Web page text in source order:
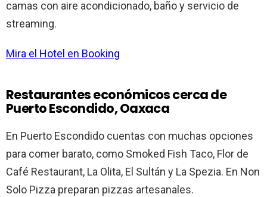
camas con aire acondicionado, baño y servicio de
streaming.
Mira el Hotel en Booking
Restaurantes económicos cerca de
Puerto Escondido, Oaxaca
En Puerto Escondido cuentas con muchas opciones
para comer barato, como Smoked Fish Taco, Flor de
Café Restaurant, La Olita, El Sultán y La Spezia. En Non
Solo Pizza preparan pizzas artesanales.